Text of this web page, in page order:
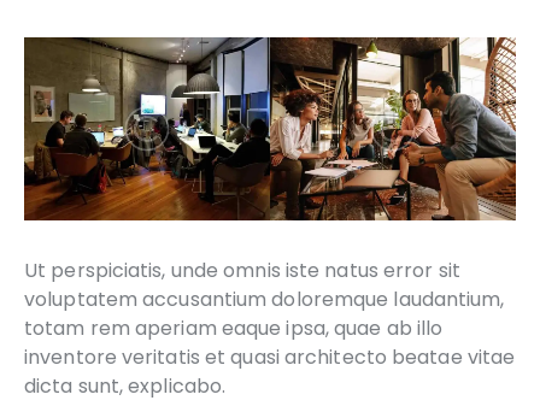
Ut perspiciatis, unde omnis iste natus error sit
voluptatem accusantium doloremque laudantium,
totam rem aperiam eaque ipsa, quae ab illo
inventore veritatis et quasi architecto beatae vitae
dicta sunt, explicabo.